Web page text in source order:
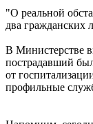
"О реальной
два гражданских
В Министерстве
пострадавший
от
профильные